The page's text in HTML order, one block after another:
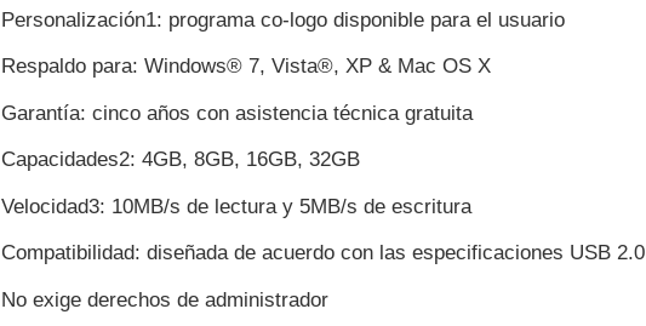
Personalización1: programa co-logo disponible para el usuario
Respaldo para: Windows® 7, Vista®, XP & Mac OS X
Garantí­a: cinco años con asistencia técnica gratuita
Capacidades2: 4GB, 8GB, 16GB, 32GB
Velocidad3: 10MB/s de lectura y 5MB/s de escritura
Compatibilidad: diseñada de acuerdo con las especificaciones USB 2.0
No exige derechos de administrador